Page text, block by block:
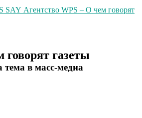
Агентство WPS – О чем говорят
говорят газеты
в масс-медиа